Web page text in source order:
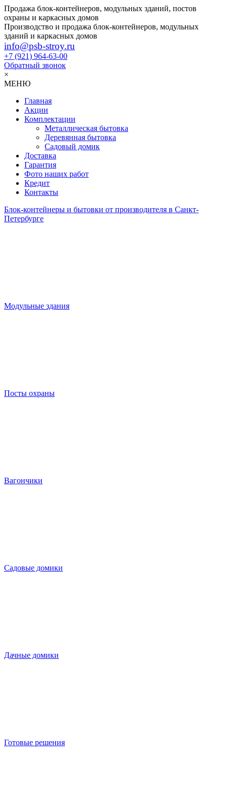
Продажа блок-контейнеров, модульных зданий, постов
охраны и каркасных домов
Производство и продажа блок-контейнеров, модульных
зданий и каркасных домов
info@psb-stroy.ru
+7 (921) 964-63-00
Обратный звонок
×
МЕНЮ
Главная
Акции
Комплектации
Металлическая бытовка
Деревянная бытовка
Садовый домик
Доставка
Гарантия
Фото наших работ
Кредит
Контакты
Блок-контейнеры и бытовки от производителя в Санкт-
Петербурге
Модульные здания
Посты охраны
Вагончики
Садовые домики
Дачные домики
Готовые решения